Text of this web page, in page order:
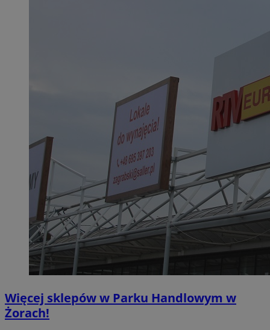
Więcej sklepów w Parku Handlowym w
Żorach!